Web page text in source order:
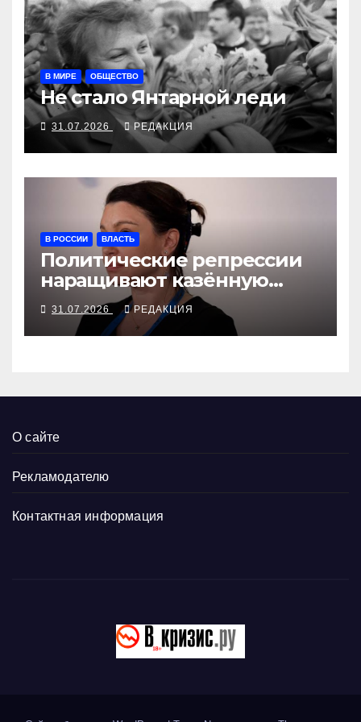
В МИРЕ ОБЩЕСТВО
Не стало Янтарной леди
31.07.2026 РЕДАКЦИЯ
В РОССИИ ВЛАСТЬ
Политические репрессии
наращивают казённую
собственность
31.07.2026 РЕДАКЦИЯ
О сайте
Рекламодателю
Контактная информация